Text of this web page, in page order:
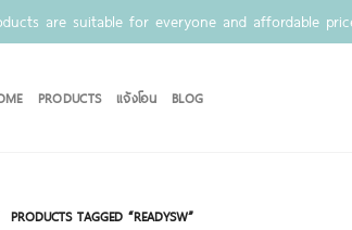
are suitable for everyone and affordable
PRODUCTS แจ้งโอน BLOG
PRODUCTS TAGGED “READYSW”